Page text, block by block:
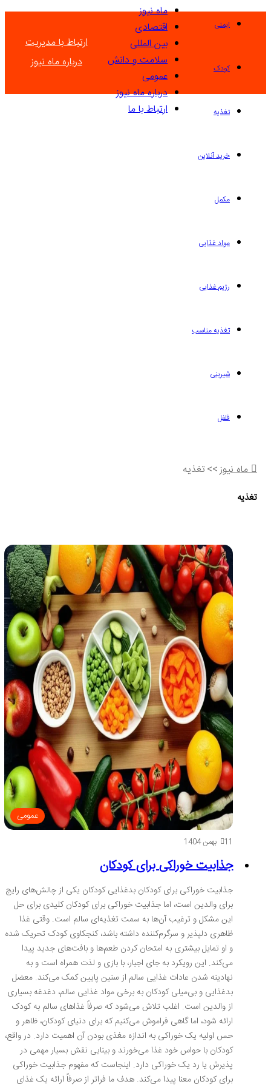
ایمنی
کودک
تغذیه
خرید آنلاین
مکمل
مواد غذایی
رژیم غذایی
تغذیه مناسب
شیرینی
فلفل
ماه نیوز
اقتصادی
بین المللی
سلامت و دانش
عمومی
درباره ماه نیوز
ارتباط با ما
ماه نیوز>>تغذیه
تغذیه
عمومی
11 بهمن 1404
جذابیت خوراکی برای کودکان
جذابیت خوراکی برای کودکان بدغذایی کودکان یکی از چالش‌های رایج
برای والدین است، اما جذابیت خوراکی برای کودکان کلیدی برای حل
این مشکل و ترغیب آن‌ها به سمت تغذیه‌ای سالم است. وقتی غذا
ظاهری دلپذیر و سرگرم‌کننده داشته باشد، کنجکاوی کودک تحریک شده
و او تمایل بیشتری به امتحان کردن طعم‌ها و بافت‌های جدید پیدا
می‌کند. این رویکرد به جای اجبار، با بازی و لذت همراه است و به
نهادینه شدن عادات غذایی سالم از سنین پایین کمک می‌کند. معضل
بدغذایی و بی‌میلی کودکان به برخی مواد غذایی سالم، دغدغه بسیاری
از والدین است. اغلب تلاش می‌شود که صرفاً غذاهای سالم به کودک
ارائه شود، اما گاهی فراموش می‌کنیم که برای دنیای کودکان، ظاهر و
حس اولیه یک خوراکی به اندازه مغذی بودن آن اهمیت دارد. در واقع،
کودکان با حواس خود غذا می‌خورند و بینایی نقش بسیار مهمی در
پذیرش یا رد یک خوراکی دارد. اینجاست که مفهوم جذابیت خوراکی
برای کودکان معنا پیدا می‌کند. هدف ما فراتر از صرفاً ارائه یک غذای
ارتباط با مدیریت
درباره ماه نیوز